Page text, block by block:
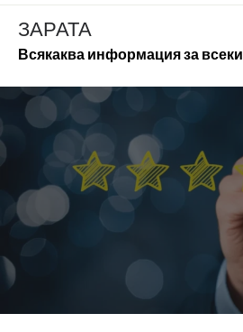
Skip
content
ЗАРАТА
Всякаква информация за всеки